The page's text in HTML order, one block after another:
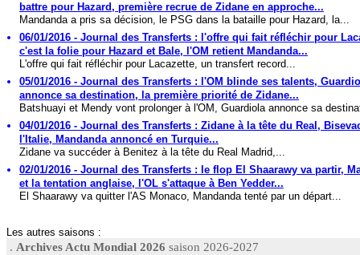
battre pour Hazard, première recrue de Zidane en approche...
Mandanda a pris sa décision, le PSG dans la bataille pour Hazard, la...
06/01/2016 - Journal des Transferts : l'offre qui fait réfléchir pour
c'est la folie pour Hazard et Bale, l'OM retient Mandanda...
L'offre qui fait réfléchir pour Lacazette, un transfert record...
05/01/2016 - Journal des Transferts : l'OM blinde ses talents,
annonce sa destination, la première priorité de Zidane...
Batshuayi et Mendy vont prolonger à l'OM, Guardiola annonce sa
04/01/2016 - Journal des Transferts : Zidane à la tête du Real,
l'Italie, Mandanda annoncé en Turquie...
Zidane va succéder à Benitez à la tête du Real Madrid,...
02/01/2016 - Journal des Transferts : le flop El Shaarawy va partir,
et la tentation anglaise, l'OL s'attaque à Ben Yedder...
El Shaarawy va quitter l'AS Monaco, Mandanda tenté par un départ...
Les autres saisons :
. Archives Actu Mondial 2026 saison 2026-2027